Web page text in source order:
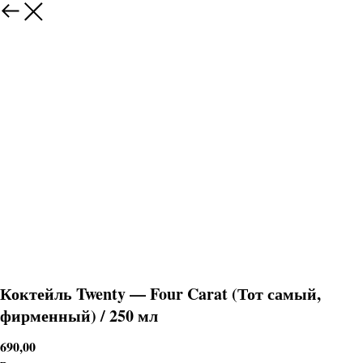
Коктейль Twenty — Four Carat (Тот самый,
фирменный) / 250 мл
690,00